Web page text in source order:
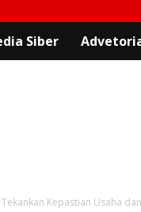
Siber
Tekankan Kepastian Usaha